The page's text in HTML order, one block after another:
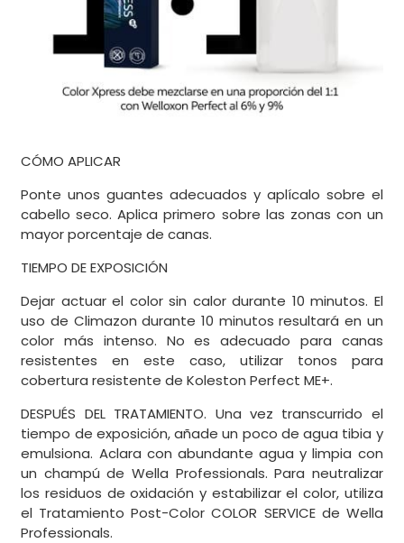
CÓMO APLICAR
Ponte unos guantes adecuados y aplícalo sobre el
cabello seco. Aplica primero sobre las zonas con un
mayor porcentaje de canas.
TIEMPO DE EXPOSICIÓN
Dejar actuar el color sin calor durante 10 minutos. El
uso de Climazon durante 10 minutos resultará en un
color más intenso. No es adecuado para canas
resistentes en este caso, utilizar tonos para
cobertura resistente de Koleston Perfect ME+.
DESPUÉS DEL TRATAMIENTO. Una vez transcurrido el
tiempo de exposición, añade un poco de agua tibia y
emulsiona. Aclara con abundante agua y limpia con
un champú de Wella Professionals. Para neutralizar
los residuos de oxidación y estabilizar el color, utiliza
el Tratamiento Post-Color COLOR SERVICE de Wella
Professionals.